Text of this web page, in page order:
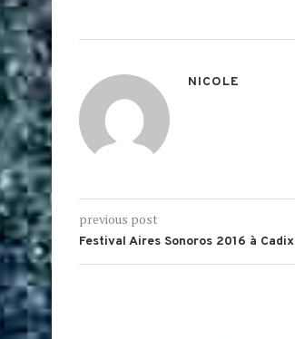
NICOLE
previous post
Festival Aires Sonoros 2016 à Cadix